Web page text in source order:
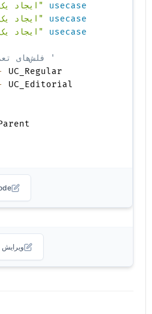
usecase "ایجاد یک
usecase "ایجاد یک
usecase "ایجاد یک
' فلش‌های تعمیم به سمت والد
UC_Editorial
ویرایش PlantUML در VPasCode